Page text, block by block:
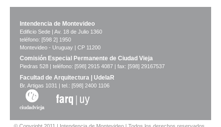
Intendencia de Montevideo
Edificio Sede | Av. 18 de Julio 1360
teléfono: [598 2] 1950
Montevideo - Uruguay | CP 11200
Comisión Especial Permanente de Ciudad Vieja
Piedras 528 | teléfono: [598] 2915 4087 | fax: [598] 29167537
Facultad de Arquitectura | UdelaR
Br. Artigas 1031 | tel.: [598] 2400 1106